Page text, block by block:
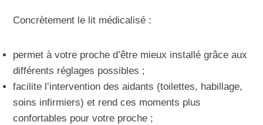
Concrètement le lit médicalisé :
permet à votre proche d’être mieux installé grâce aux
différents réglages possibles ;
facilite l’intervention des aidants (toilettes, habillage,
soins infirmiers) et rend ces moments plus
confortables pour votre proche ;